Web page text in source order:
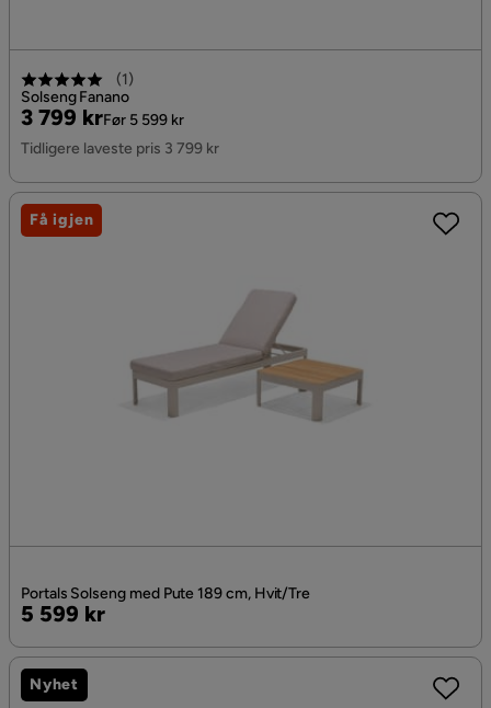
(1)
Solseng Fanano
Pris
3 799 kr
Original
Pris
Før 5 599 kr
Tidligere laveste pris 3 799 kr
Portals Solseng med Pute 189 cm, Hvit/Tre
Pris
5 599 kr
Få igjen
Nyhet